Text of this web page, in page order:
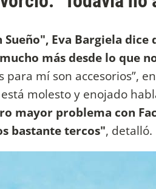
Eva Bargiela dice
más desde lo que
para mí son accesorios”,
molesto y enojado
mayor problema con
bastante tercos", detalló.